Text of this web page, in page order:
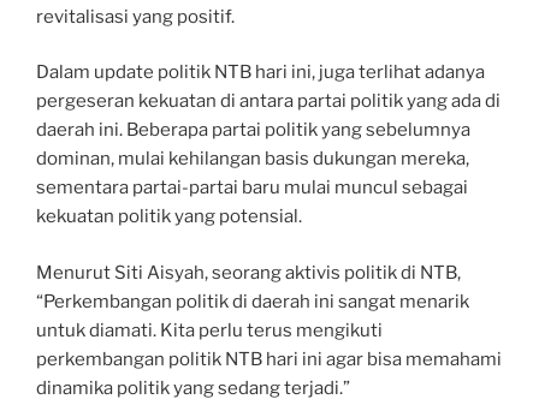
revitalisasi yang positif.
Dalam update politik NTB hari ini, juga terlihat adanya
pergeseran kekuatan di antara partai politik yang ada di
daerah ini. Beberapa partai politik yang sebelumnya
dominan, mulai kehilangan basis dukungan mereka,
sementara partai-partai baru mulai muncul sebagai
kekuatan politik yang potensial.
Menurut Siti Aisyah, seorang aktivis politik di NTB,
“Perkembangan politik di daerah ini sangat menarik
untuk diamati. Kita perlu terus mengikuti
perkembangan politik NTB hari ini agar bisa memahami
dinamika politik yang sedang terjadi.”